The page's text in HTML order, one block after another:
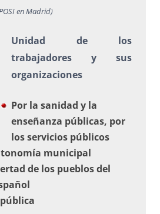
en Madrid)
Unidad de los
trabajadores y sus
organizaciones
Por la sanidad y la
enseñanza públicas, por
los servicios públicos
municipal
de los pueblos del